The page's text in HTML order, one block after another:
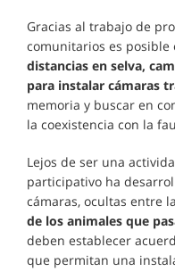
Gracias al trabajo de
comunitarios es posible
distancias en selva,
para instalar cámaras
memoria y buscar en
la coexistencia con la
Lejos de ser una
participativo ha
cámaras, ocultas entre
de los animales que
deben establecer
que permitan una